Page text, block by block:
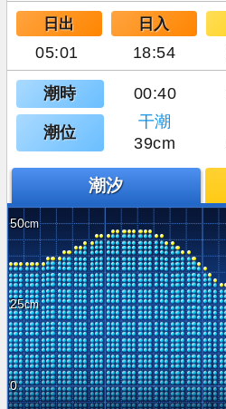
日出 日入
05:01 18:54
潮時 00:40
潮位
干潮
39cm
潮汐
50
25
0